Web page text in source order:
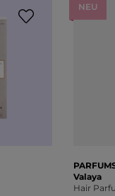
NEU
Valaya
Hair